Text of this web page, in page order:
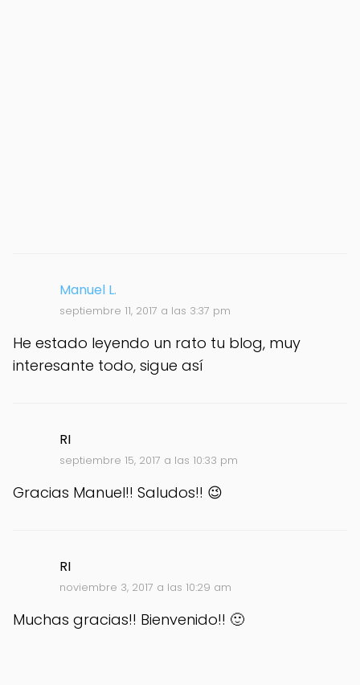
Manuel L.
septiembre 11, 2017 a las 3:37 pm
He estado leyendo un rato tu blog, muy
interesante todo, sigue así
RI
septiembre 15, 2017 a las 10:33 pm
Gracias Manuel!! Saludos!! 😉
RI
noviembre 3, 2017 a las 10:29 am
Muchas gracias!! Bienvenido!! 🙂